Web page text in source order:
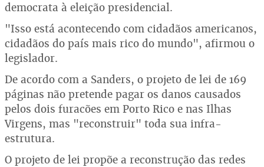
democrata à eleição presidencial.
"Isso está acontecendo com cidadãos americanos,
cidadãos do país mais rico do mundo", afirmou o
legislador.
De acordo com a Sanders, o projeto de lei de 169
páginas não pretende pagar os danos causados
pelos dois furacões em Porto Rico e nas Ilhas
Virgens, mas "reconstruir" toda sua infra-
estrutura.
O projeto de lei propõe a reconstrução das redes